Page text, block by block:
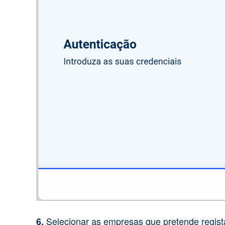
6. Selecionar as empresas que pretende